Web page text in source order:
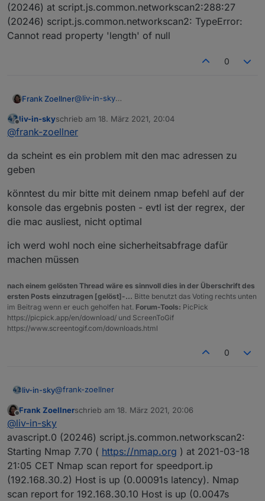
(20246) at script.js.common.networkscan2:288:27
(20246) script.js.common.networkscan2: TypeError:
Cannot read property 'length' of null
0
Frank Zoellner@liv-in-sky
Habe das Script bei mir reinkopiert und kriege
einen Error in dieser Zeile:
(20246) at processTicksAndRejections
(internal/process/task_queues.js:97:5)
(20246) at runMicrotasks (<anonymous>)
script.js.common.networkscan2:288:27
(20246) script.js.common.networkscan2:
TypeError: Cannot read property 'length' of null
Offline
liv-in-skyschrieb am 18. März 2021, 20:04
zuletzt editiert von
@frank-zoellner
da scheint es ein problem mit den mac adressen zu
geben
könntest du mir bitte mit deinem nmap befehl auf der
konsole das ergebnis posten - evtl ist der regrex, der
die mac ausliest, nicht optimal
ich werd wohl noch eine sicherheitsabfrage dafür
machen müssen
nach einem gelösten Thread wäre es sinnvoll dies in der Überschrift des
ersten Posts einzutragen [gelöst]-... Bitte benutzt das Voting rechts unten
im Beitrag wenn er euch geholfen hat. Forum-Tools: PicPick
https://picpick.app/en/download/ und ScreenToGif
https://www.screentogif.com/downloads.html
0
liv-in-sky@frank-zoellner
da scheint es ein problem mit den mac adressen zu
geben
könntest du mir bitte mit deinem nmap befehl auf der
konsole das ergebnis posten - evtl ist der regrex, der
die mac ausliest, nicht optimal
ich werd wohl noch eine sicherheitsabfrage dafür
machen müssen
Offline
Frank Zoellnerschrieb am 18. März 2021, 20:06
zuletzt editiert von
@liv-in-sky
avascript.0 (20246) script.js.common.networkscan2:
Starting Nmap 7.70 ( https://nmap.org ) at 2021-03-18
21:05 CET Nmap scan report for speedport.ip
(192.168.30.2) Host is up (0.00091s latency). Nmap
scan report for 192.168.30.10 Host is up (0.0047s